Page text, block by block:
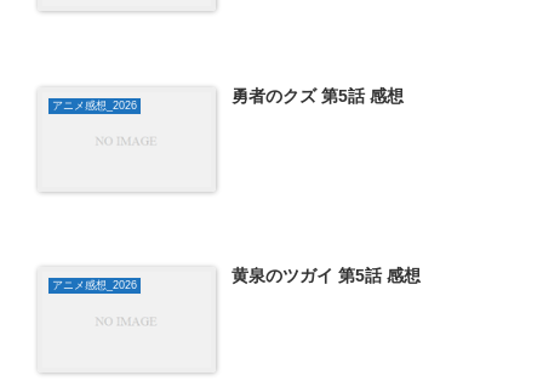
アニメ感想_2026 勇者のクズ 第5話 感想
アニメ感想_2026 黄泉のツガイ 第5話 感想